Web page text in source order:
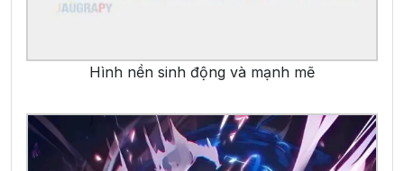
Hình nền sinh động và mạnh mẽ